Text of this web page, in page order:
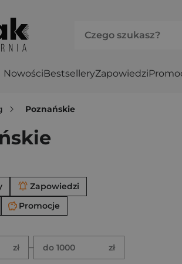
NowościBestselleryZapowiedzi
Poznańskie
będą automatycznie filtrowane.
Zapowiedzi
Promocje
zakresu ceny.
w złotych.
zł – do 1000 zł